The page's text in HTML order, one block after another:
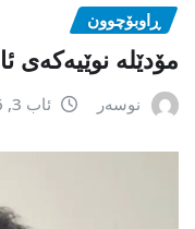
ڕاوبۆچوون
مۆدێلە نوێیەکەى
نوسەر ئاب 3, 2026